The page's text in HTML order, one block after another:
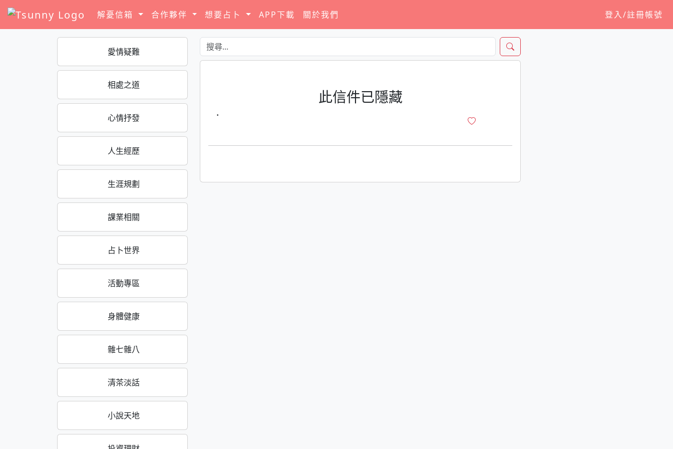
解憂信箱 合作夥伴 想要占卜 APP下載 關於我們 登入/註冊帳號
愛情疑難
相處之道
心情抒發
人生經歷
生涯規劃
課業相關
占卜世界
活動專區
身體健康
雜七雜八
清茶淡話
小說天地
此信件已隱藏
·